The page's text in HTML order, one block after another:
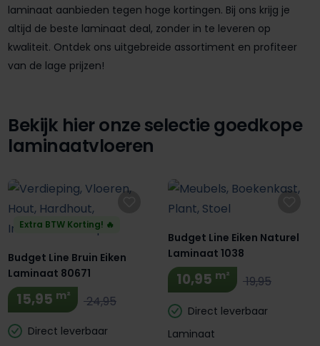
laminaat aanbieden tegen hoge kortingen. Bij ons krijg je
altijd de beste laminaat deal, zonder in te leveren op
kwaliteit. Ontdek ons uitgebreide assortiment en profiteer
van de lage prijzen!
Bekijk hier onze selectie goedkope
laminaatvloeren
Extra BTW Korting! 🔥
Budget Line Bruin Eiken
Laminaat 80671
15,95 m² 24,95
Direct leverbaar
Budget Line Eiken Naturel
Laminaat 1038
10,95 m² 19,95
Direct leverbaar
Laminaat